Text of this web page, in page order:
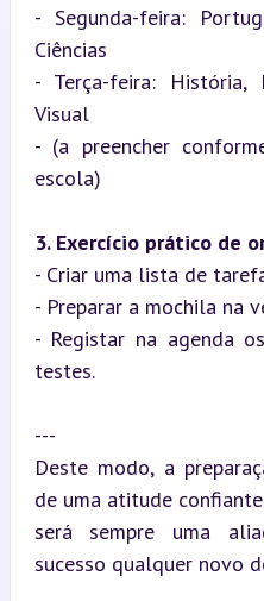
- Segunda-feira:
Ciências
- Terça-feira: História,
Visual
- (a preencher
escola)
3. Exercício prático de
- Criar uma lista de
- Preparar a mochila na
- Registar na agenda
testes.
---
Deste modo, a
de uma atitude
será sempre uma
sucesso qualquer novo